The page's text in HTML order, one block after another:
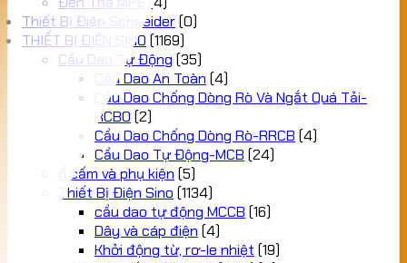
Thiết Bị Điện Schneider(0)
THIẾT BỊ ĐIỆN SINO (1169)
Cầu Dao Tự Động (35)
Cầu Dao An Toàn (4)
Cầu Dao Chống Dòng Rò Và Ngắt Quá Tải-
RCBO (2)
Cầu Dao Chống Dòng Rò-RRCB (4)
Cầu Dao Tự Động-MCB (24)
ổ cấm và phụ kiện (5)
Thiết Bị Điện Sino (1134)
cầu dao tự động MCCB (16)
Dây và cáp điện (4)
Khởi động từ, rơ-le nhiệt (19)